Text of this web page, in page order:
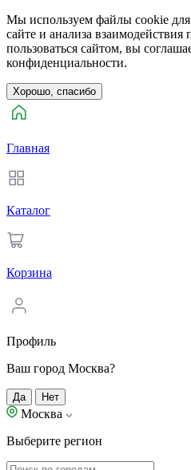
Мы используем файлы cookie
сайте и анализа
пользоваться сайтом, вы
конфиденциальности.
Хорошо, спасибо
Главная
Каталог
Корзина
Профиль
Ваш город Москва?
Да Нет
Москва
Выберите регион